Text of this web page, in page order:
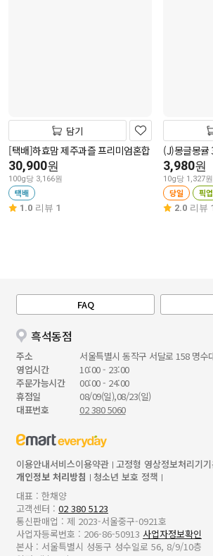
담기
[택배]하효맘 제주과즐 프리미엄혼합
30,900원
100g당 3,166원
택배
1.0 리뷰 1
(J)몽글몽귤
3,980원
10g당 1,327원
당일 픽업
2.0 리뷰
FAQ
흑석동점
주소
서울특별시 동작구 서달로 158 명수
영업시간
10:00 - 23:00
주문가능시간
00:00 - 24:00
휴점일
08/09(일),08/23(일)
대표번호
02 380 5060
이용안내서비스이용약관 고정형 영상정보처리기
개인정보 처리방침
청소년 보호 정책
대표 : 한채양
고객센터 : 02 380 5123
통신판매업 : 제 2023-서울중구-0921호
사업자등록번호 : 206-86-50913 사업자정보확인
본사 : 서울특별시 성동구 성수일로 56, 8/9/10층